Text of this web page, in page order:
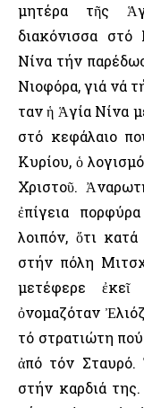
μητέρα τῆς
διακόνισσα
Νίνα τήν
Νιοφόρα, γιά νά
Ὅταν ἡ Ἁγία Νίνα
στό κεφάλαιο
Κυρίου, ὁ
Χριστοῦ.
ἐπίγεια
λοιπόν, ὅτι
στήν πόλη
μετέφερε
ὀνομαζόταν
τό στρατιώτη
ἀπό τόν Σταυρό.
στήν καρδιά